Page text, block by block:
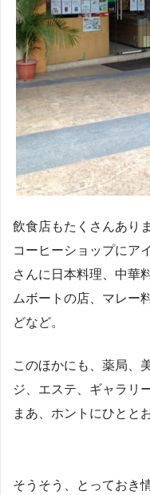
飲食店もたくさんあり
コーヒーショップにア
さんに日本料理、中華
ムボートの店、マレ
どなど。
このほかにも、薬局、
ジ、エステ、ギャラ
まあ、ホントにひとと
そうそう、とっておき